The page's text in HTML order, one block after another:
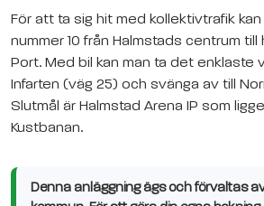
För att ta sig hit med kollektivtrafik
nummer 10 från Halmstads centrum
Port. Med bil kan man ta det enklaste
Infarten (väg 25) och svänga av till
Slutmål är Halmstad Arena IP som
Kustbanan.
Denna anläggning ägs och förvaltas